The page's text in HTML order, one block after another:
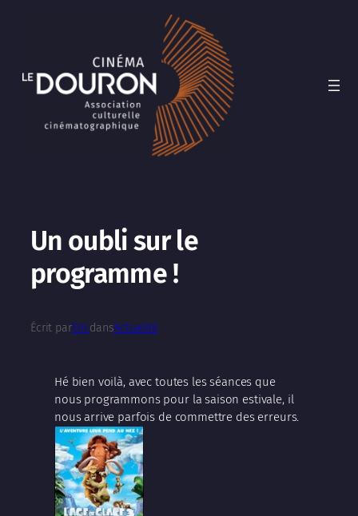
Un oubli sur le
programme !
Écrit parEricdansActualité
Hé bien voilà, avec toutes les séances que
nous programmons pour la saison estivale, il
nous arrive parfois de commettre des erreurs.